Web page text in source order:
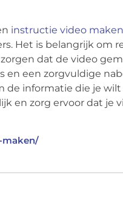
instructie video maken
Het is belangrijk om
dat de video
en een zorgvuldige
informatie die je
en zorg ervoor dat je